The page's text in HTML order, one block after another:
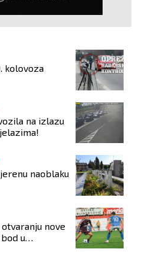
kolovoza
na izlazu
naoblaku
nove
u